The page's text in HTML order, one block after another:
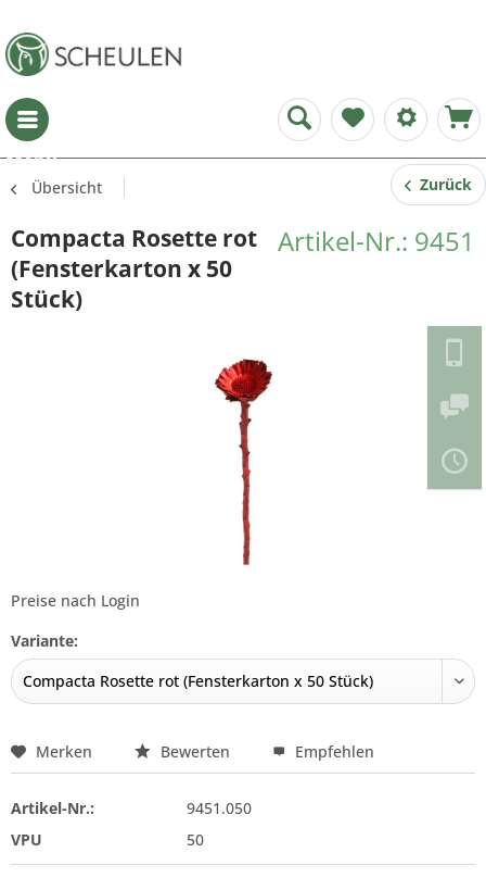
Menü
Übersicht Zurück
Artikel-Nr.: 9451
Compacta Rosette rot
(Fensterkarton x 50
Stück)
Preise nach Login
Variante:
Merken Bewerten Empfehlen
Artikel-Nr.:
9451.050
VPU
50